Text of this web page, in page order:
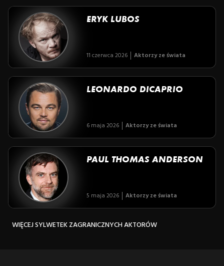
ERYK LUBOS
11 czerwca 2026 Aktorzy ze świata
LEONARDO DICAPRIO
6 maja 2026 Aktorzy ze świata
PAUL THOMAS ANDERSON
5 maja 2026 Aktorzy ze świata
WIĘCEJ SYLWETEK ZAGRANICZNYCH AKTORÓW